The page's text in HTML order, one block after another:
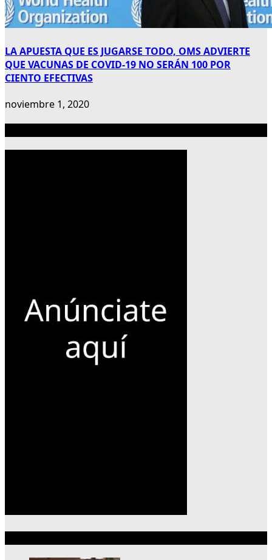
LA APUESTA QUE ES JUGARSE TODO, OMS ADVIERTE
QUE VACUNAS DE COVID-19 NO SERÁN 100 POR
CIENTO EFECTIVAS
noviembre 1, 2020